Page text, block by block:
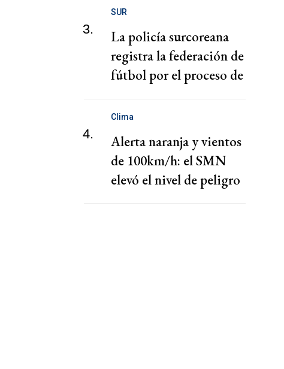
3.
SUR
La policía surcoreana
registra la federación de
fútbol por el proceso de
4.
Clima
Alerta naranja y vientos
de 100km/h: el SMN
elevó el nivel de peligro